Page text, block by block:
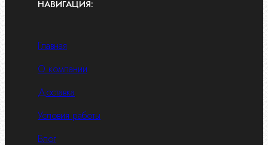
НАВИГАЦИЯ:
Главная
О компании
Доставка
Условия работы
Блог